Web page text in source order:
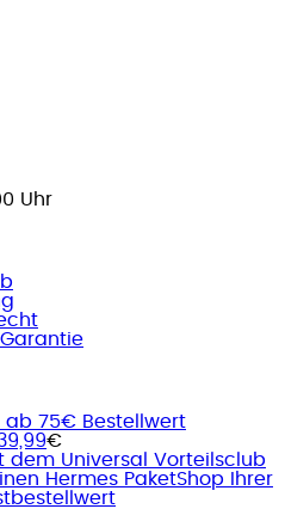
Uhr
Garantie
ab 75€ Bestellwert
€
dem Universal Vorteilsclub
Hermes PaketShop Ihrer